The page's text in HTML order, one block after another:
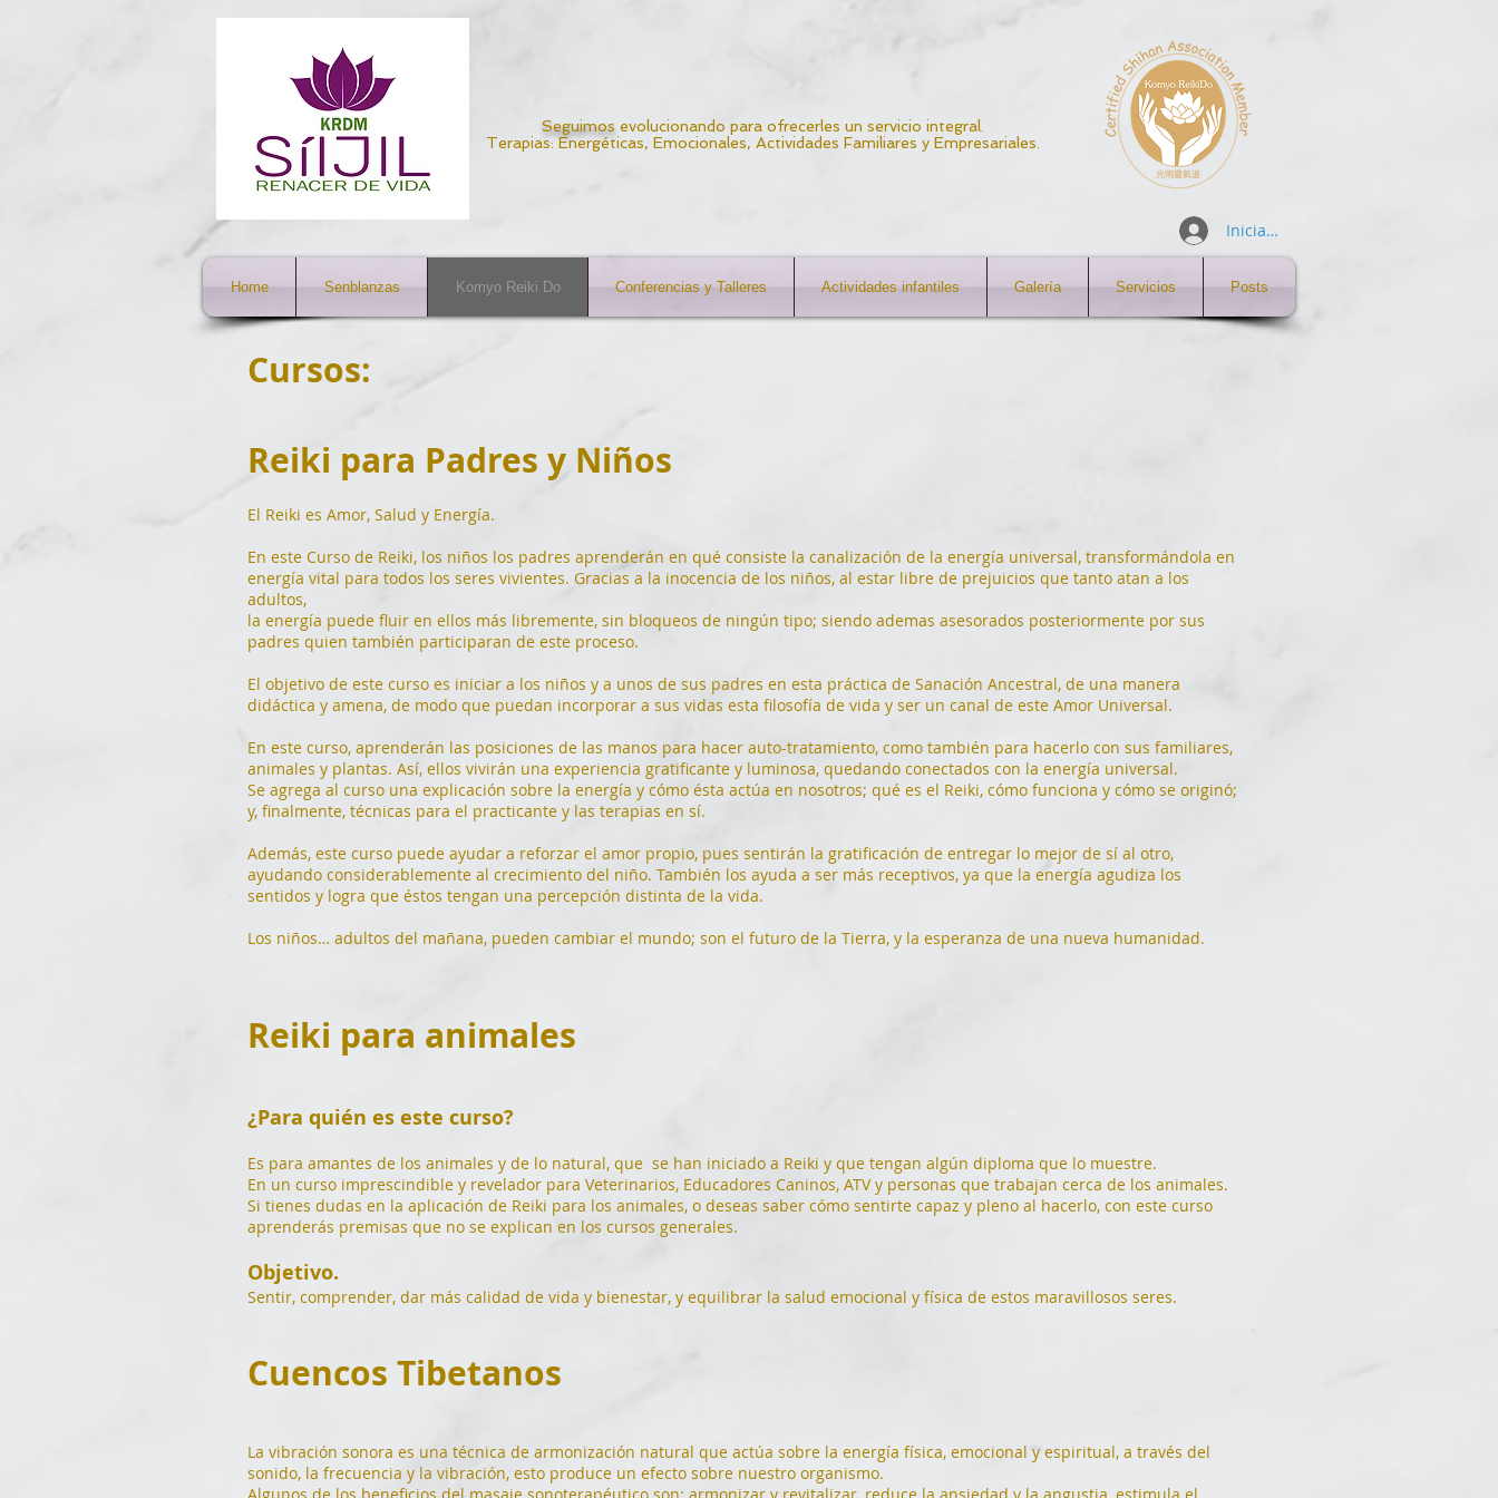
Seguimos evolucionando para ofrecerles un servicio integral.
Terapias: Energéticas, Emocionales, Actividades Familiares y Empresariales.
Iniciar sesión
Home Senblanzas Komyo Reiki Do Conferencias y Talleres Actividades infantiles Galería Servicios Posts
Cursos:
Reiki para Padres y Niños
El Reiki es Amor, Salud y Energía.
En este Curso de Reiki, los niños los padres aprenderán en qué consiste la canalización de la energía universal, transformándola en
energía vital para todos los seres vivientes. Gracias a la inocencia de los niños, al estar libre de prejuicios que tanto atan a los
adultos,
la energía puede fluir en ellos más libremente, sin bloqueos de ningún tipo; siendo ademas asesorados posteriormente por sus
padres quien también participaran de este proceso.
El objetivo de este curso es iniciar a los niños y a unos de sus padres en esta práctica de Sanación Ancestral, de una manera
didáctica y amena, de modo que puedan incorporar a sus vidas esta filosofía de vida y ser un canal de este Amor Universal.
En este curso, aprenderán las posiciones de las manos para hacer auto-tratamiento, como también para hacerlo con sus familiares,
animales y plantas. Así, ellos vivirán una experiencia gratificante y luminosa, quedando conectados con la energía universal.
Se agrega al curso una explicación sobre la energía y cómo ésta actúa en nosotros; qué es el Reiki, cómo funciona y cómo se originó;
y, finalmente, técnicas para el practicante y las terapias en sí.
Además, este curso puede ayudar a reforzar el amor propio, pues sentirán la gratificación de entregar lo mejor de sí al otro,
ayudando considerablemente al crecimiento del niño. También los ayuda a ser más receptivos, ya que la energía agudiza los
sentidos y logra que éstos tengan una percepción distinta de la vida.
Los niños… adultos del mañana, pueden cambiar el mundo; son el futuro de la Tierra, y la esperanza de una nueva humanidad.
Reiki para animales
¿Para quién es este curso?
Es para amantes de los animales y de lo natural, que se han iniciado a Reiki y que tengan algún diploma que lo muestre.
En un curso imprescindible y revelador para Veterinarios, Educadores Caninos, ATV y personas que trabajan cerca de los animales.
Si tienes dudas en la aplicación de Reiki para los animales, o deseas saber cómo sentirte capaz y pleno al hacerlo, con este curso
aprenderás premisas que no se explican en los cursos generales.
Objetivo.
Sentir, comprender, dar más calidad de vida y bienestar, y equilibrar la salud emocional y física de estos maravillosos seres.
Cuencos Tibetanos
La vibración sonora es una técnica de armonización natural que actúa sobre la energía física, emocional y espiritual, a través del
sonido, la frecuencia y la vibración, esto produce un efecto sobre nuestro organismo.